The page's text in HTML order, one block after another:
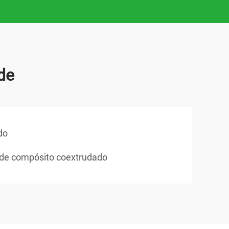
compósito coextrudado